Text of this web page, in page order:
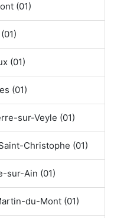
(01)
(01)
(01)
sur-Veyle (01)
Christophe (01)
sur-Ain (01)
du-Mont (01)